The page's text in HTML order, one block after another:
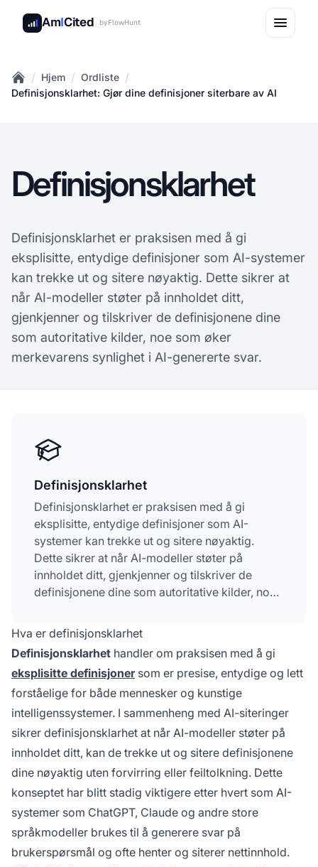
AmICited byFlowHunt
Home
/ Hjem / Ordliste /
Definisjonsklarhet: Gjør dine definisjoner siterbare av AI
Definisjonsklarhet
Definisjonsklarhet er praksisen med å gi
eksplisitte, entydige definisjoner som AI-systemer
kan trekke ut og sitere nøyaktig. Dette sikrer at
når AI-modeller støter på innholdet ditt,
gjenkjenner og tilskriver de definisjonene dine
som autoritative kilder, noe som øker
merkevarens synlighet i AI-genererte svar.
Definisjonsklarhet
Definisjonsklarhet er praksisen med å gi
eksplisitte, entydige definisjoner som AI-
systemer kan trekke ut og sitere nøyaktig.
Dette sikrer at når AI-modeller støter på
innholdet ditt, gjenkjenner og tilskriver de
definisjonene dine som autoritative kilder, noe
svar.
Hva er definisjonsklarhet
Definisjonsklarhet handler om praksisen med å gi
eksplisitte definisjonersom er presise, entydige og lett
forståelige for både mennesker og kunstige
intelligenssystemer. I sammenheng med AI-siteringer
sikrer definisjonsklarhet at når AI-modeller støter på
innholdet ditt, kan de trekke ut og sitere definisjonene
dine nøyaktig uten forvirring eller feiltolkning. Dette
konseptet har blitt stadig viktigere etter hvert som AI-
systemer som ChatGPT, Claude og andre store
språkmodeller brukes til å generere svar på
brukerspørsmål og ofte henter og siterer nettinnhold.